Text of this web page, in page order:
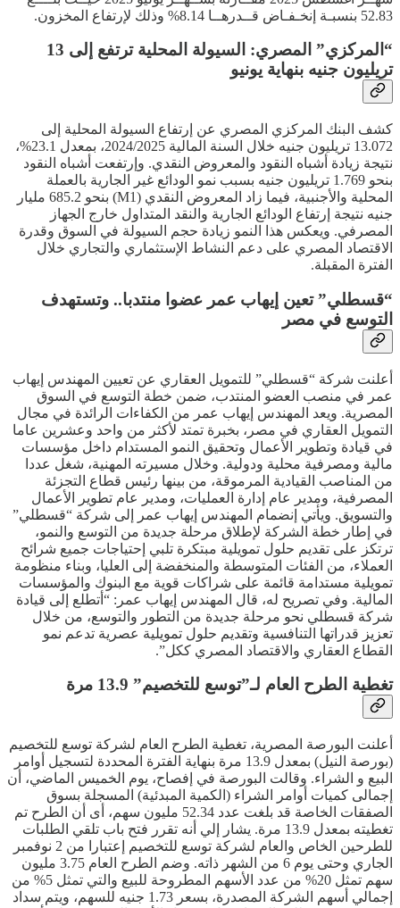
52.83 بنسبـة إنخـفـاض قــدرهــا 8.14% وذلك لإرتفاع المخزون.
“المركزي” المصري: السيولة المحلية ترتفع إلى 13
تريليون جنيه بنهاية يونيو
كشف البنك المركزي المصري عن إرتفاع السيولة المحلية إلى
13.072 تريليون جنيه خلال السنة المالية 2024/2025، بمعدل 23.1%،
نتيجة زيادة أشباه النقود والمعروض النقدي. وإرتفعت أشباه النقود
بنحو 1.769 تريليون جنيه بسبب نمو الودائع غير الجارية بالعملة
المحلية والأجنبية، فيما زاد المعروض النقدي (M1) بنحو 685.2 مليار
جنيه نتيجة إرتفاع الودائع الجارية والنقد المتداول خارج الجهاز
المصرفي. ويعكس هذا النمو زيادة حجم السيولة في السوق وقدرة
الاقتصاد المصري على دعم النشاط الإستثماري والتجاري خلال
الفترة المقبلة.
“قسطلي” تعين إيهاب عمر عضوا منتدبا.. وتستهدف
التوسع في مصر
أعلنت شركة “قسطلي” للتمويل العقاري عن تعيين المهندس إيهاب
عمر في منصب العضو المنتدب، ضمن خطة التوسع في السوق
المصرية. ويعد المهندس إيهاب عمر من الكفاءات الرائدة في مجال
التمويل العقاري في مصر، بخبرة تمتد لأكثر من واحد وعشرين عاما
في قيادة وتطوير الأعمال وتحقيق النمو المستدام داخل مؤسسات
مالية ومصرفية محلية ودولية. وخلال مسيرته المهنية، شغل عددا
من المناصب القيادية المرموقة، من بينها رئيس قطاع التجزئة
المصرفية، ومدير عام إدارة العمليات، ومدير عام تطوير الأعمال
والتسويق. ويأتي إنضمام المهندس إيهاب عمر إلى شركة “قسطلي”
في إطار خطة الشركة لإطلاق مرحلة جديدة من التوسع والنمو،
ترتكز على تقديم حلول تمويلية مبتكرة تلبي إحتياجات جميع شرائح
العملاء، من الفئات المتوسطة والمنخفضة إلى العليا، وبناء منظومة
تمويلية مستدامة قائمة على شراكات قوية مع البنوك والمؤسسات
المالية. وفي تصريح له، قال المهندس إيهاب عمر: “أتطلع إلى قيادة
شركة قسطلي نحو مرحلة جديدة من التطور والتوسع، من خلال
تعزيز قدراتها التنافسية وتقديم حلول تمويلية عصرية تدعم نمو
القطاع العقاري والاقتصاد المصري ككل”.
تغطية الطرح العام لـ”توسع للتخصيم” 13.9 مرة
أعلنت البورصة المصرية، تغطية الطرح العام لشركة توسع للتخصيم
(بورصة النيل) بمعدل 13.9 مرة بنهاية الفترة المحددة لتسجيل أوامر
البيع و الشراء. وقالت البورصة في إفصاح، يوم الخميس الماضي، أن
إجمالى كميات أوامر الشراء (الكمية المبدئية) المسجلة بسوق
الصفقات الخاصة قد بلغت عدد 52.34 مليون سهم، أى أن الطرح تم
تغطيته بمعدل 13.9 مرة. يشار إلي أنه تقرر فتح باب تلقي الطلبات
للطرحين الخاص والعام لشركة توسع للتخصيم إعتبارا من 2 نوفمبر
الجاري وحتى يوم 6 من الشهر ذاته. وضم الطرح العام 3.75 مليون
سهم تمثل 20% من عدد الأسهم المطروحة للبيع والتي تمثل 5% من
إجمالي أسهم الشركة المصدرة، بسعر 1.73 جنيه للسهم، ويتم سداد